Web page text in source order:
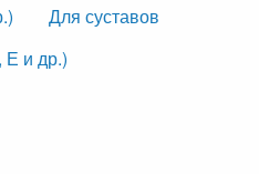
Для суставов
и др.)